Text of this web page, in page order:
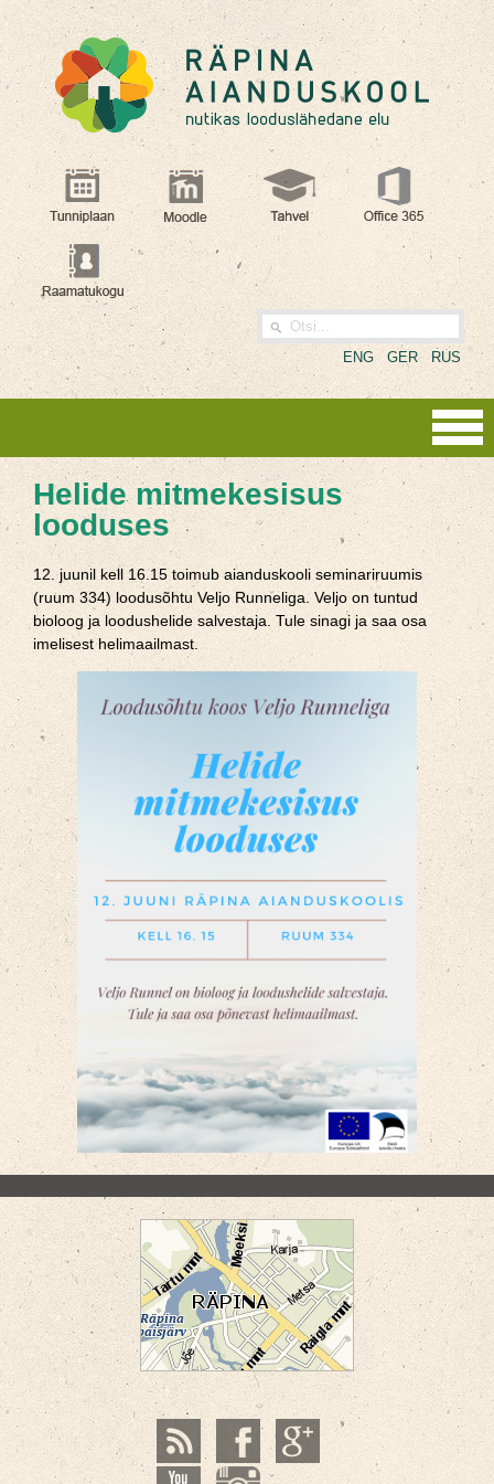
ENG GER RUS
Helide mitmekesisus
looduses
12. juunil kell 16.15 toimub aianduskooli seminariruumis
(ruum 334) loodusõhtu Veljo Runneliga. Veljo on tuntud
bioloog ja loodushelide salvestaja. Tule sinagi ja saa osa
imelisest helimaailmast.